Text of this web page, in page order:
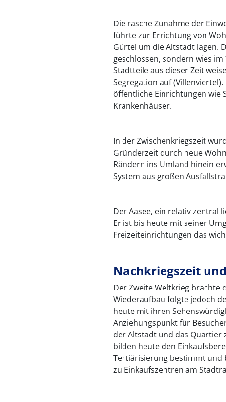
Die rasche Zunahme der
führte zur Errichtung von
Gürtel um die Altstadt lagen.
geschlossen, sondern wies
Stadtteile aus dieser Zeit
Segregation auf
öffentliche Einrichtungen wie
Krankenhäuser.
In der Zwischenkriegszeit
Gründerzeit durch neue
Rändern ins Umland hinein
System aus großen
Der Aasee, ein relativ zentral
Er ist bis heute mit seiner
Freizeiteinrichtungen das
Nachkriegszeit
Der Zweite Weltkrieg brachte
Wiederaufbau folgte jedoch
heute mit ihren
Anziehungspunkt für
der Altstadt und das Quartier
bilden heute den
Tertiärisierung bestimmt und
zu Einkaufszentren am